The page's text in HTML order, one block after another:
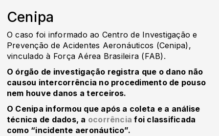
Cenipa
O caso foi informado ao Centro de Investigação e
Prevenção de Acidentes Aeronáuticos (Cenipa),
vinculado à Força Aérea Brasileira (FAB).
O órgão de investigação registra que o dano não
causou intercorrência no procedimento de pouso
nem houve danos a terceiros.
O Cenipa informou que após a coleta e a análise
técnica de dados, a ocorrência foi classificada
como “incidente aeronáutico”.